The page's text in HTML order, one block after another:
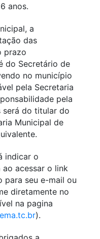
anos.
a
das
prazo
do Secretário de
no município
pela Secretaria
pela
será do titular do
Municipal de
indicar o
acessar o link
para seu e-mail ou
diretamente no
na pagina
).